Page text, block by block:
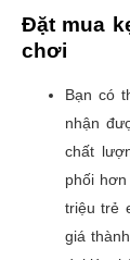
Đặt mua
chơi
Bạn có
nhận
chất
phối
triệu trẻ
giá